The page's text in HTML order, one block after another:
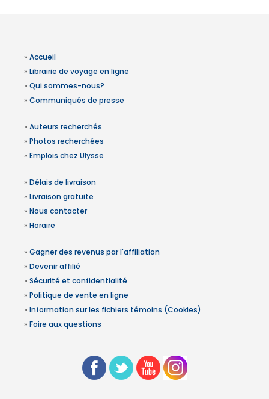
» Accueil
» Librairie de voyage en ligne
» Qui sommes-nous?
» Communiqués de presse
» Auteurs recherchés
» Photos recherchées
» Emplois chez Ulysse
» Délais de livraison
» Livraison gratuite
» Nous contacter
» Horaire
» Gagner des revenus par l'affiliation
» Devenir affilié
» Sécurité et confidentialité
» Politique de vente en ligne
» Information sur les fichiers témoins (Cookies)
» Foire aux questions